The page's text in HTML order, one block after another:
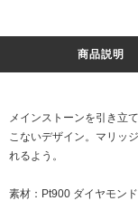
商品説明
メインストーンを引き立
こないデザイン。マリッ
れるよう。
素材：Pt900 ダイヤモン